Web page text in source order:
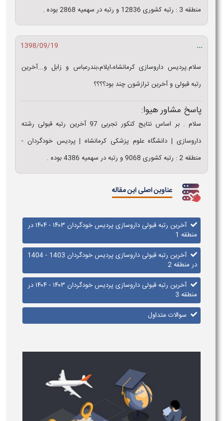
منطقه 3 : رتبه کشوری 12836 و رتبه در سهمیه 2868 بوده .
...
1398/09/19
سلام.پردیس داروسازی کرمانشاه،ایلام،بندرعباس و زابل و...آخرین
رتبه قبولی و آخرین ترازشون چند بود؟؟؟؟
پاسخ مشاور هیوا:
سلام . بر اساس نتایج کنکور تجربی 97 آخرین رتبه قبولی رشته
داروسازی | دانشگاه علوم پزشکی کرمانشاه | پرديس خودگردان -
منطقه 2 : رتبه کشوری 9068 و رتبه در سهمیه 4386 بوده .
عناوین اصلی این مقاله
آخرین رتبه قبولی داروسازی پردیس خودگردان ۱۴۰۳ - ۱۴۰۴ در
منطقه 1
آخرین رتبه قبولی داروسازی پردیس خودگردان 1403 - 1404
در منطقه 2
آخرین رتبه قبولی داروسازی پردیس خودگردان ۱۴۰۳ - ۱۴۰۴ در
منطقه 3
سوالات متداول